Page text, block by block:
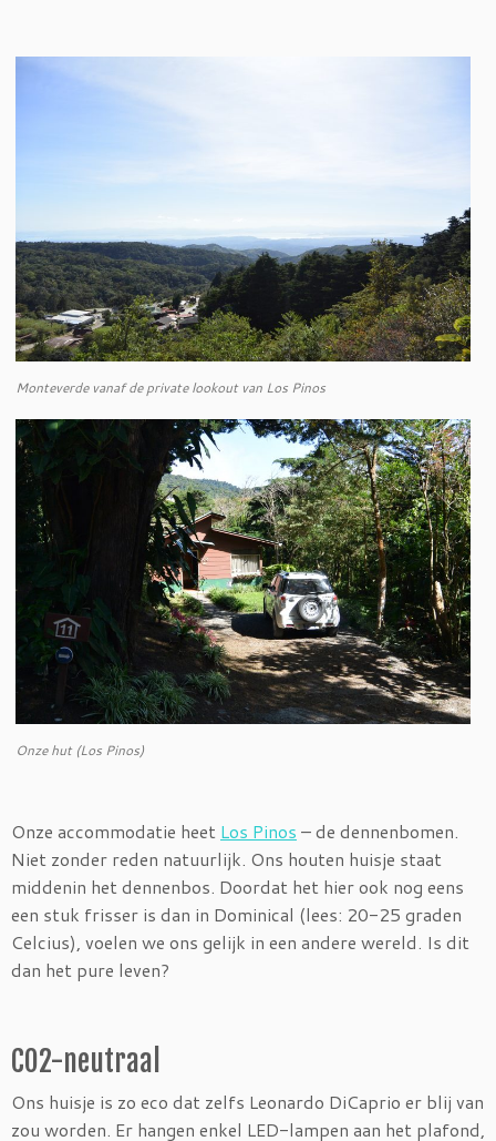
Monteverde vanaf de private lookout van Los Pinos
Onze hut (Los Pinos)
Onze accommodatie heet Los Pinos – de dennenbomen.
Niet zonder reden natuurlijk. Ons houten huisje staat
middenin het dennenbos. Doordat het hier ook nog eens
een stuk frisser is dan in Dominical (lees: 20-25 graden
Celcius), voelen we ons gelijk in een andere wereld. Is dit
dan het pure leven?
CO2-neutraal
Ons huisje is zo eco dat zelfs Leonardo DiCaprio er blij van
zou worden. Er hangen enkel LED-lampen aan het plafond,